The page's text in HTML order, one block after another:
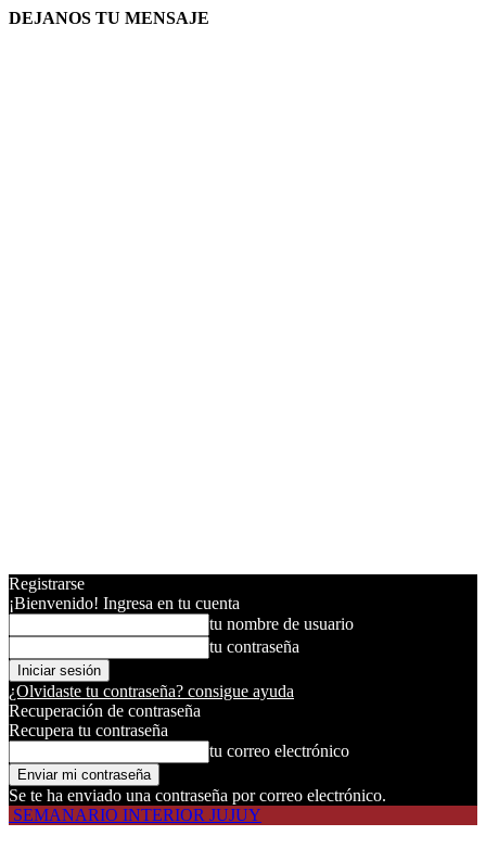
DEJANOS TU MENSAJE
Registrarse
¡Bienvenido! Ingresa en tu cuenta
tu nombre de usuario
tu contraseña
¿Olvidaste tu contraseña? consigue ayuda
Recuperación de contraseña
Recupera tu contraseña
tu correo electrónico
Se te ha enviado una contraseña por correo electrónico.
SEMANARIO INTERIOR JUJUY